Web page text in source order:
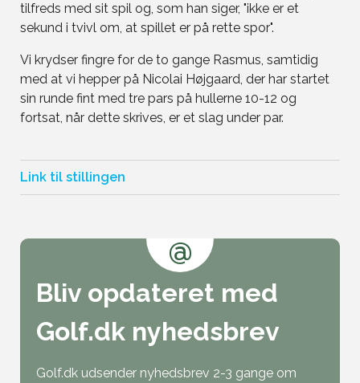
tilfreds med sit spil og, som han siger, "ikke er et
sekund i tvivl om, at spillet er på rette spor".
Vi krydser fingre for de to gange Rasmus, samtidig
med at vi hepper på Nicolai Højgaard, der har startet
sin runde fint med tre pars på hullerne 10-12 og
fortsat, når dette skrives, er et slag under par.
Link til stillingen
@
Bliv opdateret med
Golf.dk nyhedsbrev
Golf.dk udsender nyhedsbrev 2-3 gange om